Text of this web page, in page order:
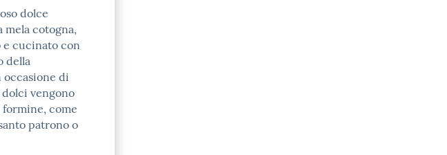
dolce
cotogna,
cucinato con
della
occasione di
vengono
come
patrono o